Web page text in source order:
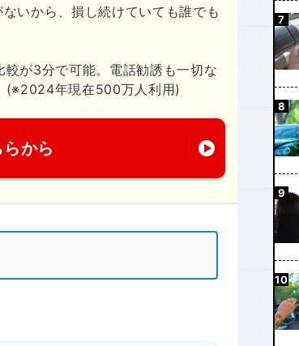
いから、損し続けていても誰でも
が3分で可能。電話勧誘も一切な
(※2024年現在500万人利用)
から